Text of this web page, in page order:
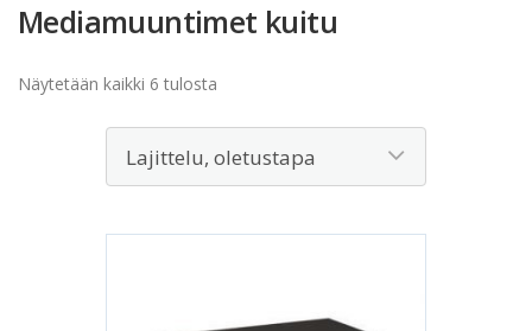
Mediamuuntimet kuitu
Näytetään kaikki 6 tulosta